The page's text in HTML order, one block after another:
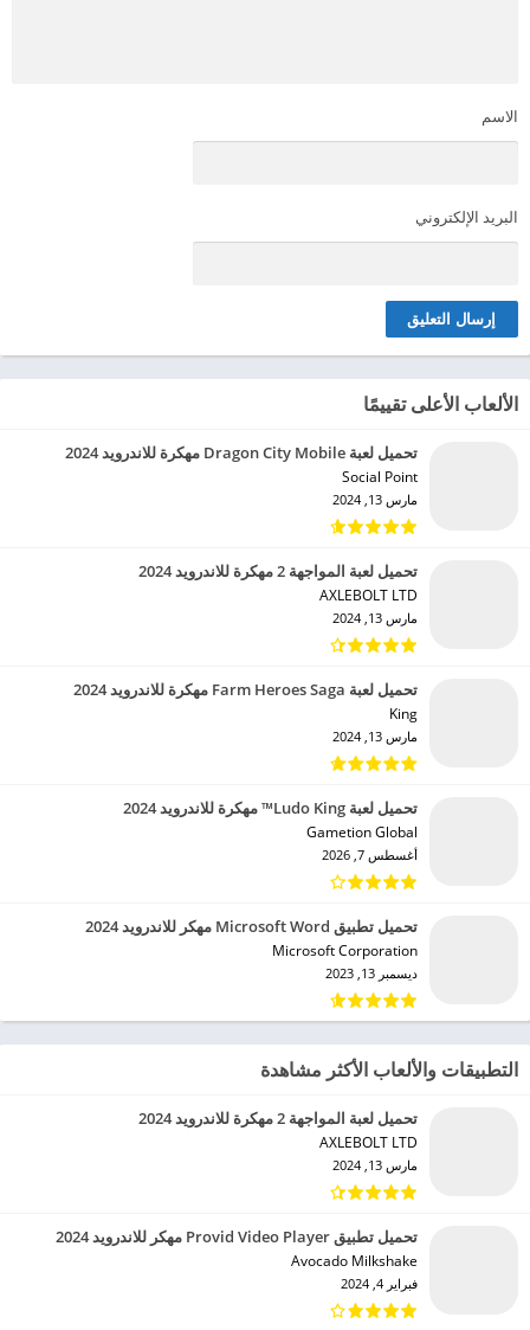
الاسم
البريد الإلكتروني
الألعاب الأعلى تقييمًا
تحميل لعبة Dragon City Mobile مهكرة للاندرويد 2024
Social Point‏
مارس 13, 2024
تحميل لعبة المواجهة 2 مهكرة للاندرويد 2024
AXLEBOLT LTD‏
مارس 13, 2024
تحميل لعبة Farm Heroes Saga مهكرة للاندرويد 2024
King‏
مارس 13, 2024
تحميل لعبة Ludo King™ مهكرة للاندرويد 2024
Gametion Global‏
أغسطس 7, 2026
تحميل تطبيق Microsoft Word مهكر للاندرويد 2024
Microsoft Corporation‏
ديسمبر 13, 2023
التطبيقات والألعاب الأكثر مشاهدة
تحميل لعبة المواجهة 2 مهكرة للاندرويد 2024
AXLEBOLT LTD‏
مارس 13, 2024
تحميل تطبيق Provid Video Player مهكر للاندرويد 2024
Avocado Milkshake‏
فبراير 4, 2024